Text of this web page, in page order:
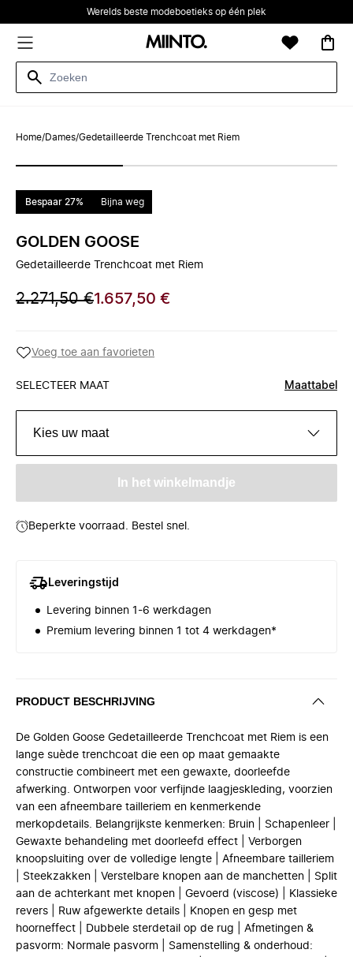
Werelds beste modeboetieks op één plek
Home/Dames/Gedetailleerde Trenchcoat met Riem
Bespaar 27% Bijna weg
GOLDEN GOOSE
Gedetailleerde Trenchcoat met Riem
2.271,50 €1.657,50 €
Voeg toe aan favorieten
SELECTEER MAAT Maattabel
Kies uw maat
In het winkelmandje
Beperkte voorraad. Bestel snel.
Leveringstijd
Levering binnen 1-6 werkdagen
Premium levering binnen 1 tot 4 werkdagen*
PRODUCT BESCHRIJVING
De Golden Goose Gedetailleerde Trenchcoat met Riem is een
lange suède trenchcoat die een op maat gemaakte
constructie combineert met een gewaxte, doorleefde
afwerking. Ontworpen voor verfijnde laagjeskleding, voorzien
van een afneembare tailleriem en kenmerkende
merkopdetails. Belangrijkste kenmerken: Bruin | Schapenleer |
Gewaxte behandeling met doorleefd effect | Verborgen
knoopsluiting over de volledige lengte | Afneembare tailleriem
| Steekzakken | Verstelbare knopen aan de manchetten | Split
aan de achterkant met knopen | Gevoerd (viscose) | Klassieke
revers | Ruw afgewerkte details | Knopen en gesp met
hoorneffect | Dubbele sterdetail op de rug | Afmetingen &
pasvorm: Normale pasvorm | Samenstelling & onderhoud: